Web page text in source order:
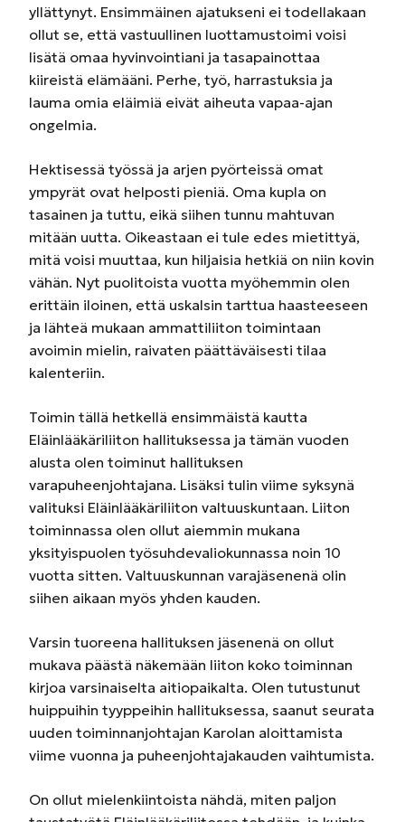
yllättynyt. Ensimmäinen ajatukseni ei todellakaan
ollut se, että vastuullinen luottamustoimi voisi
lisätä omaa hyvinvointiani ja tasapainottaa
kiireistä elämääni. Perhe, työ, harrastuksia ja
lauma omia eläimiä eivät aiheuta vapaa-ajan
ongelmia.
Hektisessä työssä ja arjen pyörteissä omat
ympyrät ovat helposti pieniä. Oma kupla on
tasainen ja tuttu, eikä siihen tunnu mahtuvan
mitään uutta. Oikeastaan ei tule edes mietittyä,
mitä voisi muuttaa, kun hiljaisia hetkiä on niin kovin
vähän. Nyt puolitoista vuotta myöhemmin olen
erittäin iloinen, että uskalsin tarttua haasteeseen
ja lähteä mukaan ammattiliiton toimintaan
avoimin mielin, raivaten päättäväisesti tilaa
kalenteriin.
Toimin tällä hetkellä ensimmäistä kautta
Eläinlääkäriliiton hallituksessa ja tämän vuoden
alusta olen toiminut hallituksen
varapuheenjohtajana. Lisäksi tulin viime syksynä
valituksi Eläinlääkäriliiton valtuuskuntaan. Liiton
toiminnassa olen ollut aiemmin mukana
yksityispuolen työsuhdevaliokunnassa noin 10
vuotta sitten. Valtuuskunnan varajäsenenä olin
siihen aikaan myös yhden kauden.
Varsin tuoreena hallituksen jäsenenä on ollut
mukava päästä näkemään liiton koko toiminnan
kirjoa varsinaiselta aitiopaikalta. Olen tutustunut
huippuihin tyyppeihin hallituksessa, saanut seurata
uuden toiminnanjohtajan Karolan aloittamista
viime vuonna ja puheenjohtajakauden vaihtumista.
On ollut mielenkiintoista nähdä, miten paljon